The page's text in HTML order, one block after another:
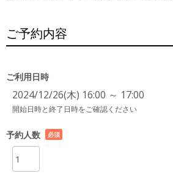
ご予約内容
ご利用日時
2024/12/26(木) 16:00 ～ 17:00
開始日時と終了日時をご確認ください
予約人数
必須